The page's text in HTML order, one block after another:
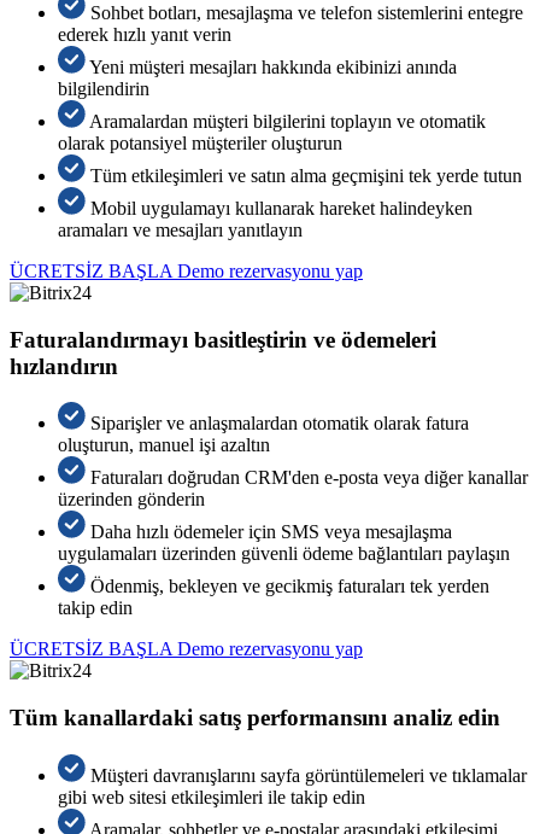
Sohbet botları, mesajlaşma ve telefon sistemlerini entegre
ederek hızlı yanıt verin
Yeni müşteri mesajları hakkında ekibinizi anında
bilgilendirin
Aramalardan müşteri bilgilerini toplayın ve otomatik
olarak potansiyel müşteriler oluşturun
Tüm etkileşimleri ve satın alma geçmişini tek yerde tutun
Mobil uygulamayı kullanarak hareket halindeyken
aramaları ve mesajları yanıtlayın
ÜCRETSİZ BAŞLA Demo rezervasyonu yap
Faturalandırmayı basitleştirin ve ödemeleri
hızlandırın
Siparişler ve anlaşmalardan otomatik olarak fatura
oluşturun, manuel işi azaltın
Faturaları doğrudan CRM'den e-posta veya diğer kanallar
üzerinden gönderin
Daha hızlı ödemeler için SMS veya mesajlaşma
uygulamaları üzerinden güvenli ödeme bağlantıları paylaşın
Ödenmiş, bekleyen ve gecikmiş faturaları tek yerden
takip edin
ÜCRETSİZ BAŞLA Demo rezervasyonu yap
Tüm kanallardaki satış performansını analiz edin
Müşteri davranışlarını sayfa görüntülemeleri ve tıklamalar
gibi web sitesi etkileşimleri ile takip edin
Aramalar, sohbetler ve e-postalar arasındaki etkileşimi